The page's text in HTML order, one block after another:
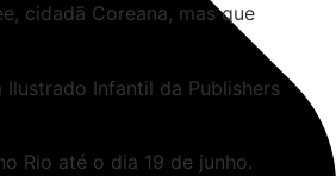
cidadã Coreana, mas que
Infantil da Publishers
Rio até o dia 19 de junho.